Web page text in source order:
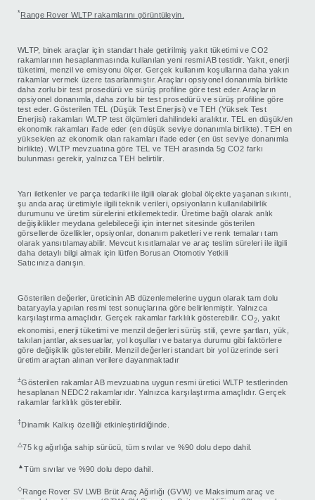
* Range Rover WLTP rakamlarını görüntüleyin.
WLTP, binek araçlar için standart hale getirilmiş yakıt tüketimi ve CO2
rakamlarının hesaplanmasında kullanılan yeni resmi AB testidir. Yakıt, enerji
tüketimi, menzil ve emisyonu ölçer. Gerçek kullanım koşullarına daha yakın
rakamlar vermek üzere tasarlanmıştır. Araçları opsiyonel donanımla birlikte
daha zorlu bir test prosedürü ve sürüş profiline göre test eder. Araçların
opsiyonel donanımla, daha zorlu bir test prosedürü ve sürüş profiline göre
test eder. Gösterilen TEL (Düşük Test Enerjisi) ve TEH (Yüksek Test
Enerjisi) rakamları WLTP test ölçümleri dahilindeki aralıktır. TEL en düşük/en
ekonomik rakamları ifade eder (en düşük seviye donanımla birlikte). TEH en
yüksek/en az ekonomik olan rakamları ifade eder (en üst seviye donanımla
birlikte). WLTP mevzuatına göre TEL ve TEH arasında 5g CO2 farkı
bulunması gerekir, yalnızca TEH belirtilir.
Yarı iletkenler ve parça tedariki ile ilgili olarak global ölçekte yaşanan sıkıntı,
şu anda araç üretimiyle ilgili teknik verileri, opsiyonların kullanılabilirlik
durumunu ve üretim sürelerini etkilemektedir. Üretime bağlı olarak anlık
değişiklikler meydana gelebileceği için internet sitesinde gösterilen
görsellerde özellikler, opsiyonlar, donanım paketleri ve renk temaları tam
olarak yansıtılamayabilir. Mevcut kısıtlamalar ve araç teslim süreleri ile ilgili
daha detaylı bilgi almak için lütfen Borusan Otomotiv Yetkili
Satıcınıza danışın.
Gösterilen değerler, üreticinin AB düzenlemelerine uygun olarak tam dolu
bataryayla yapılan resmi test sonuçlarına göre belirlenmiştir. Yalnızca
karşılaştırma amaçlıdır. Gerçek rakamlar farklılık gösterebilir. CO2
, yakıt
ekonomisi, enerji tüketimi ve menzil değerleri sürüş stili, çevre şartları, yük,
takılan jantlar, aksesuarlar, yol koşulları ve batarya durumu gibi faktörlere
göre değişiklik gösterebilir. Menzil değerleri standart bir yol üzerinde seri
üretim araçtan alınan verilere dayanmaktadır
±Gösterilen rakamlar AB mevzuatına uygun resmi üretici WLTP testlerinden
hesaplanan NEDC2 rakamlarıdır. Yalnızca karşılaştırma amaçlıdır. Gerçek
rakamlar farklılık gösterebilir.
‡Dinamik Kalkış özelliği etkinleştirildiğinde.
△75 kg ağırlığa sahip sürücü, tüm sıvılar ve %90 dolu depo dahil.
▲Tüm sıvılar ve %90 dolu depo dahil.
◇Range Rover SV LWB Brüt Araç Ağırlığı (GVW) ve Maksimum araç ve